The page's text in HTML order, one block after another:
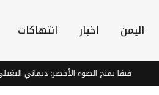
اليمن اخبار انتهاكات
فيفا يمنح الضوء الأخضر: ديماني البغيلي